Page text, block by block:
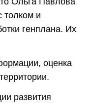
толком и
генплана. Их
оценка
развития